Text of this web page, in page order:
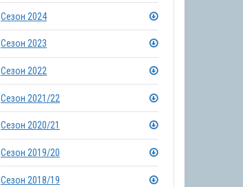
Сезон 2024
Сезон 2023
Сезон 2022
Сезон 2021/22
Сезон 2020/21
Сезон 2019/20
Сезон 2018/19